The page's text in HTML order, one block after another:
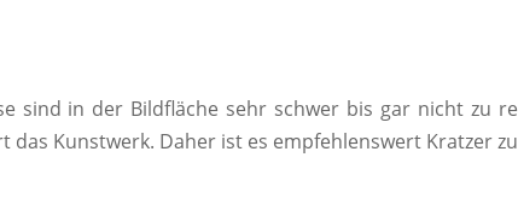
sind in der Bildfläche sehr schwer bis gar nicht zu
Kunstwerk. Daher ist es empfehlenswert Kratzer